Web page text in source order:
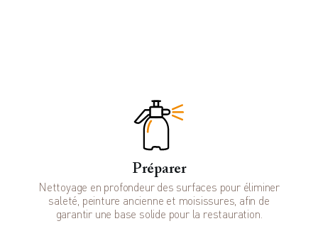
Préparer
Nettoyage en profondeur des surfaces pour éliminer
saleté, peinture ancienne et moisissures, afin de
garantir une base solide pour la restauration.